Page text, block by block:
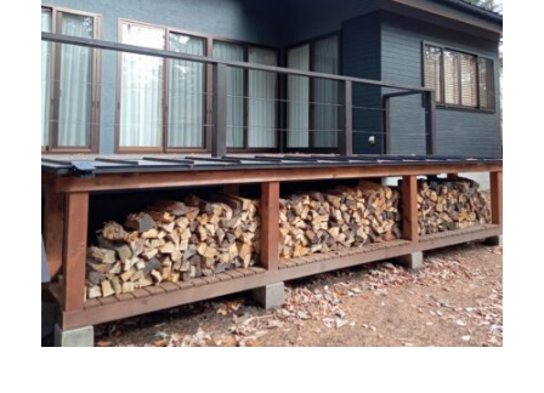
ご利用の流れ
補助金制度について
会社概要
トピックス
お知らせ